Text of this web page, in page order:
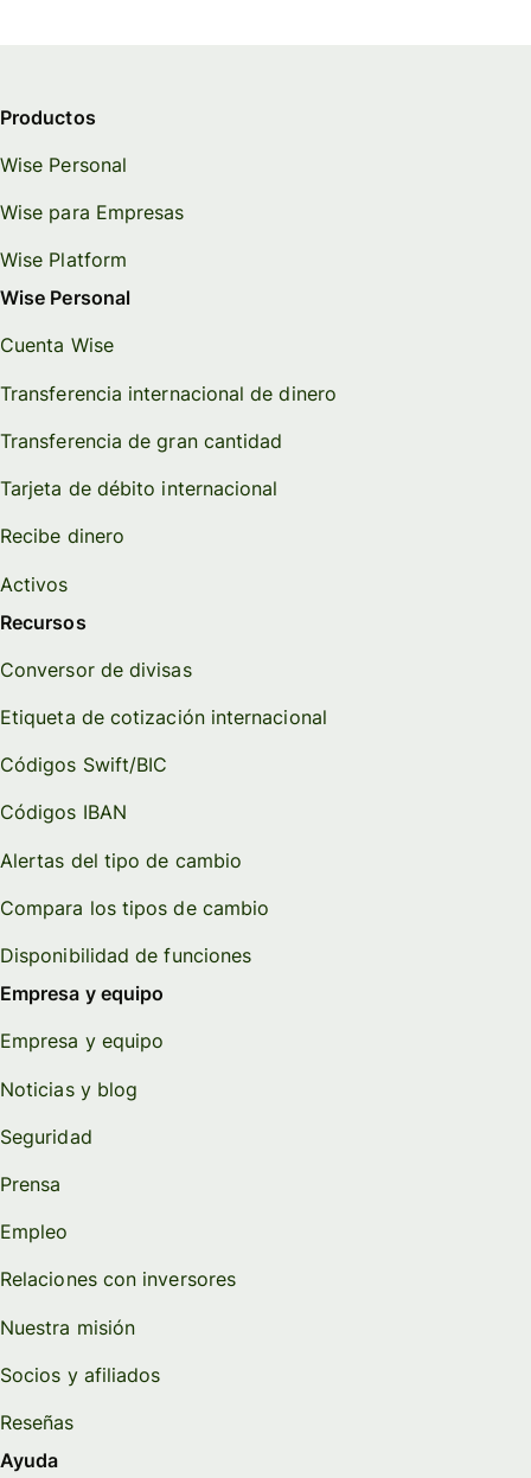
Productos
Wise Personal
Wise para Empresas
Wise Platform
Wise Personal
Cuenta Wise
Transferencia internacional de dinero
Transferencia de gran cantidad
Tarjeta de débito internacional
Recibe dinero
Activos
Recursos
Conversor de divisas
Etiqueta de cotización internacional
Códigos Swift/BIC
Códigos IBAN
Alertas del tipo de cambio
Compara los tipos de cambio
Disponibilidad de funciones
Empresa y equipo
Empresa y equipo
Noticias y blog
Seguridad
Prensa
Empleo
Relaciones con inversores
Nuestra misión
Socios y afiliados
Reseñas
Ayuda